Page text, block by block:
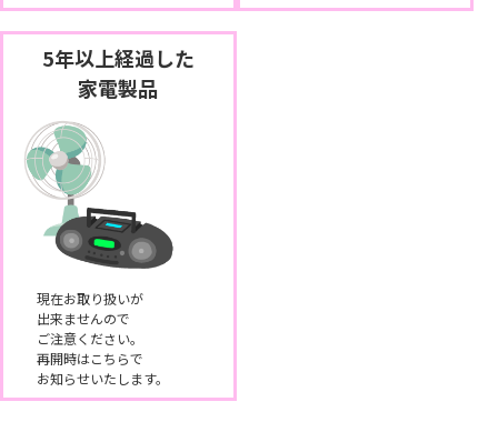
5年以上経過した
家電製品
現在お取り扱いが
出来ませんので
ご注意ください。
再開時はこちらで
お知らせいたします。